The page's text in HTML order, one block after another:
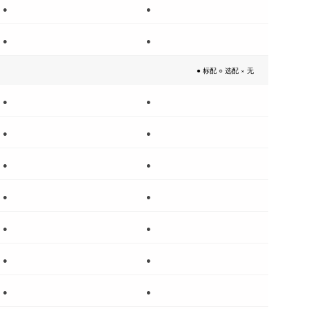
● ●
● ●
● 标配 ○ 选配 × 无
● ●
● ●
● ●
● ●
● ●
● ●
● ●